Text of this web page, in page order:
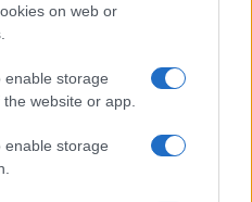
on web or
enable storage
website or app.
enable storage
ΑΓΓΕΛΊΕΣ
Ενοικιάζεται
νεόδμητο διαμέρισμα